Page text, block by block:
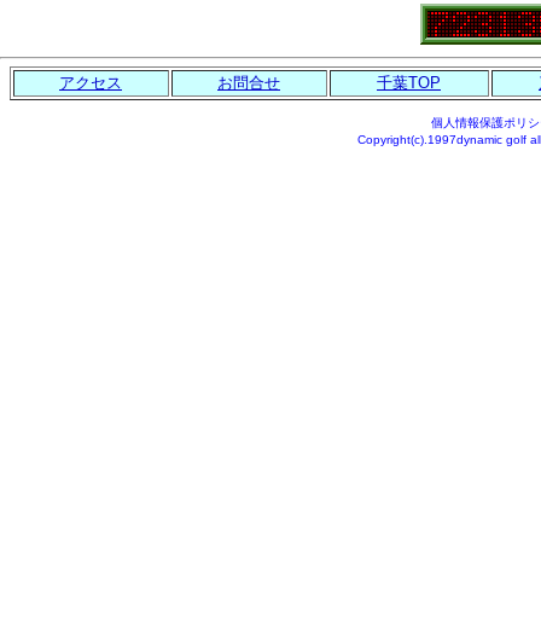
アクセス お問合せ 千葉TOP
個人情報保護ポリ
Copyright(c).1997dynamic golf